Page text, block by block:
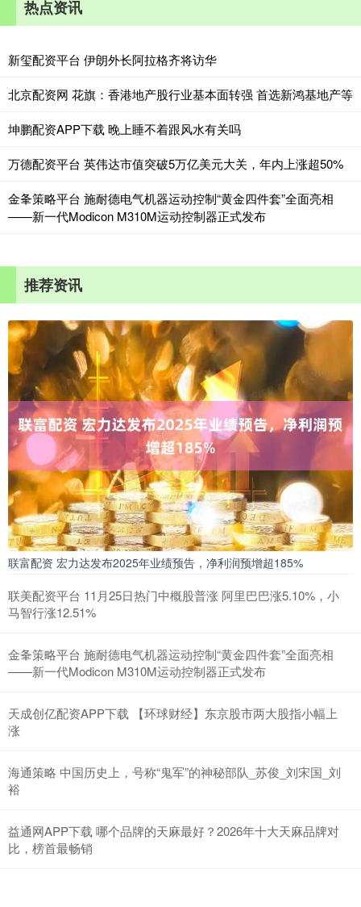
热点资讯
新玺配资平台 伊朗外长阿拉格齐将访华
北京配资网 花旗：香港地产股行业基本面转强 首选新鸿基地产等
坤鹏配资APP下载 晚上睡不着跟风水有关吗
万德配资平台 英伟达市值突破5万亿美元大关，年内上涨超50%
金夆策略平台 施耐德电气机器运动控制“黄金四件套”全面亮相
——新一代Modicon M310M运动控制器正式发布
推荐资讯
联富配资 宏力达发布2025年业绩预告，净利润预增超185%
联美配资平台 11月25日热门中概股普涨 阿里巴巴涨5.10%，小
马智行涨12.51%
金夆策略平台 施耐德电气机器运动控制“黄金四件套”全面亮相
——新一代Modicon M310M运动控制器正式发布
天成创亿配资APP下载 【环球财经】东京股市两大股指小幅上
涨
海通策略 中国历史上，号称“鬼军”的神秘部队_苏俊_刘宋国_刘
裕
益通网APP下载 哪个品牌的天麻最好？2026年十大天麻品牌对
比，榜首最畅销